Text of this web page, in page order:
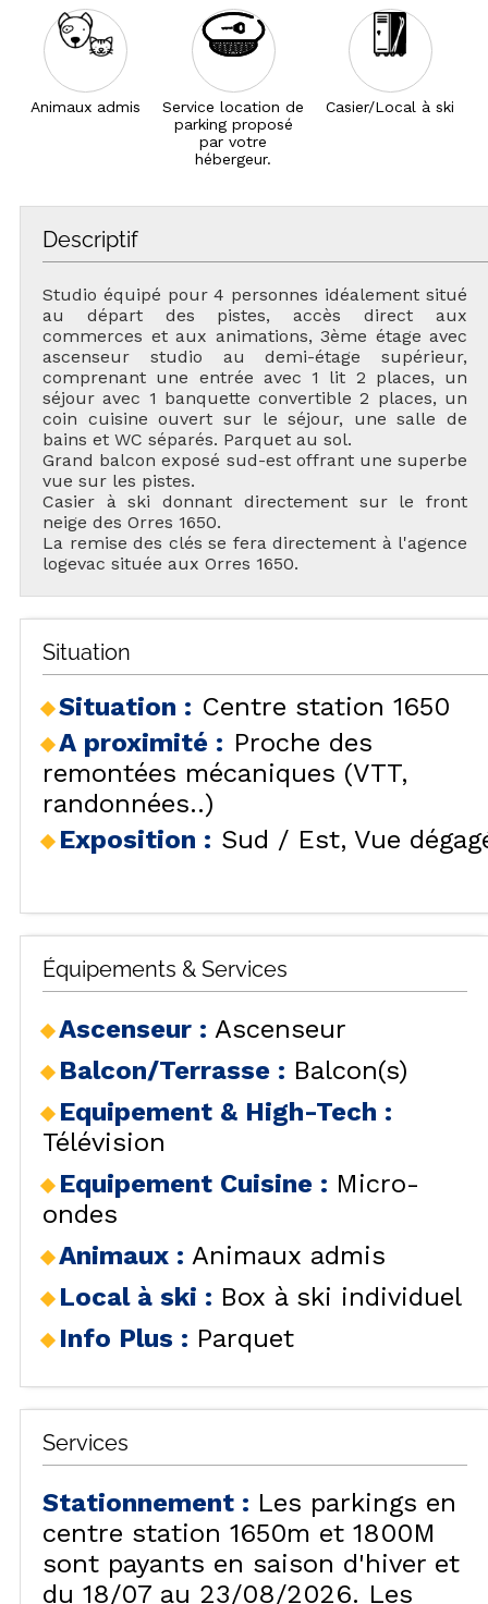
Animaux admis
Service location de
parking proposé
par votre
hébergeur.
Casier/Local à ski
Descriptif
Studio équipé pour 4 personnes idéalement situé
au départ des pistes, accès direct aux
commerces et aux animations, 3ème étage avec
ascenseur studio au demi-étage supérieur,
comprenant une entrée avec 1 lit 2 places, un
séjour avec 1 banquette convertible 2 places, un
coin cuisine ouvert sur le séjour, une salle de
bains et WC séparés. Parquet au sol.
Grand balcon exposé sud-est offrant une superbe
vue sur les pistes.
Casier à ski donnant directement sur le front
neige des Orres 1650.
La remise des clés se fera directement à l'agence
logevac située aux Orres 1650.
Situation
Situation : Centre station 1650
A proximité : Proche des
remontées mécaniques (VTT,
randonnées..)
Exposition : Sud / Est Vue
Équipements & Services
Ascenseur : Ascenseur
Balcon/Terrasse : Balcon(s)
Equipement & High-Tech :
Télévision
Equipement Cuisine : Micro-
ondes
Animaux : Animaux admis
Local à ski : Box à ski individuel
Info Plus : Parquet
Services
Stationnement : Les parkings en
centre station 1650m et 1800M
sont payants en saison d'hiver et
du 18/07 au 23/08/2026. Les